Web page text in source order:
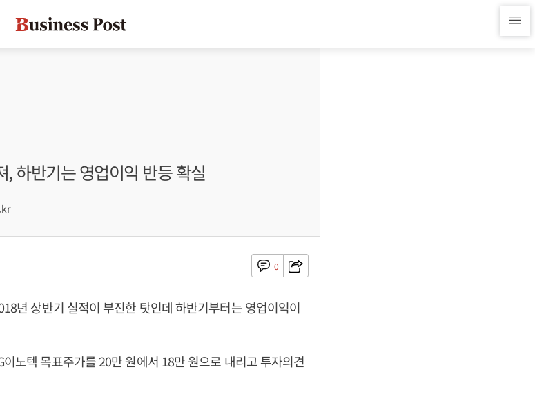
, 하반기는 영업이익 반등 확실
0
년 상반기 실적이 부진한 탓인데 하반기부터는 영업이익이
노텍 목표주가를 20만 원에서 18만 원으로 내리고 투자의견